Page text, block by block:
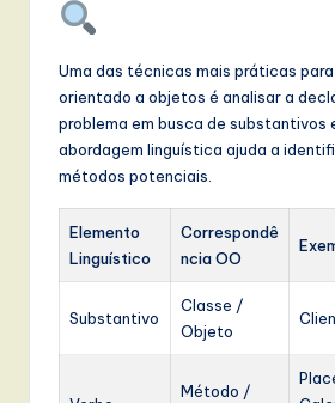
Uma das técnicas mais práticas
orientado a objetos é analisar a
problema em busca de substantivos
abordagem linguística ajuda a
métodos potenciais.
Elemento
Linguístico
Correspondê
ncia OO
Substantivo
Classe /
Objeto
Método /